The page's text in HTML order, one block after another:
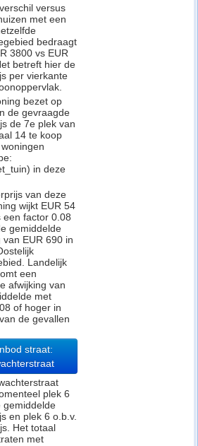
versus
met een
bedraagt
3800 vs EUR
betreft hier de
per vierkante
bezet op
de gevraagde
de 7e plek van
14 te koop
in deze
van deze
wijkt EUR 54
een factor 0.08
gemiddelde
van EUR 690 in
Landelijk
een
afwijking van
met
of hoger in
de gevallen
straat:
plek 6
gemiddelde
en plek 6 o.b.v.
Het totaal
met